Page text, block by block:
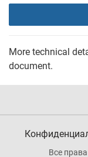
More technical
document.
Все